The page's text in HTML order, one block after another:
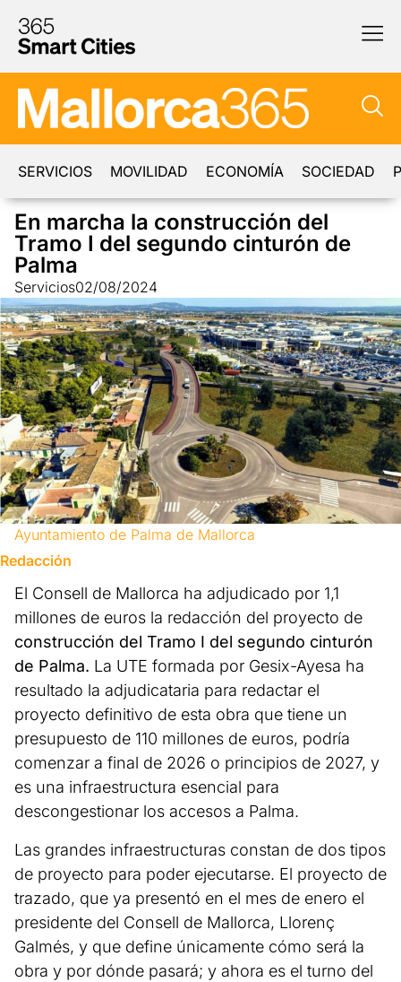
SERVICIOS MOVILIDAD ECONOMÍA SOCIEDAD
En marcha la construcción del
Tramo I del segundo cinturón de
Palma
Servicios02/08/2024
Ayuntamiento de Palma de Mallorca
Redacción
El Consell de Mallorca ha adjudicado por 1,1
millones de euros la redacción del proyecto de
construcción del Tramo I del segundo cinturón
de Palma. La UTE formada por Gesix-Ayesa ha
resultado la adjudicataria para redactar el
proyecto definitivo de esta obra que tiene un
presupuesto de 110 millones de euros, podría
comenzar a final de 2026 o principios de 2027, y
es una infraestructura esencial para
descongestionar los accesos a Palma.
Las grandes infraestructuras constan de dos tipos
de proyecto para poder ejecutarse. El proyecto de
trazado, que ya presentó en el mes de enero el
presidente del Consell de Mallorca, Llorenç
Galmés, y que define únicamente cómo será la
obra y por dónde pasará; y ahora es el turno del